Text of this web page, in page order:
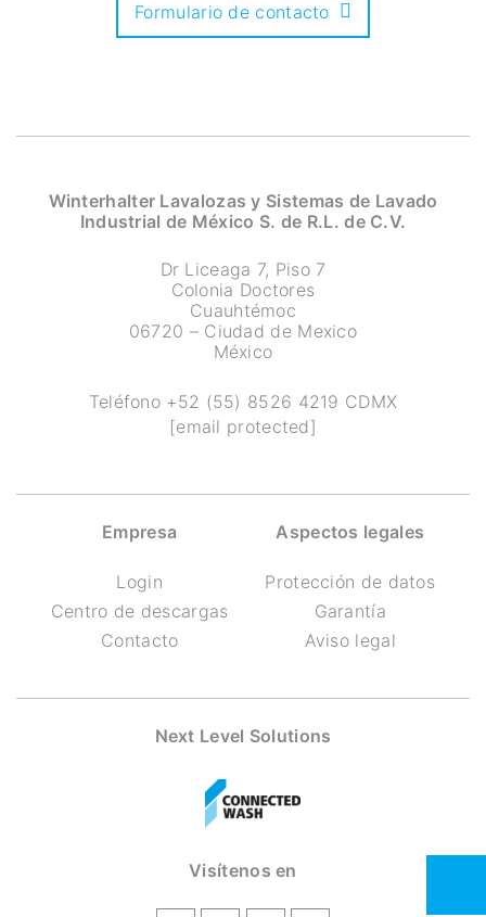
Formulario de contacto
Winterhalter Lavalozas y Sistemas de Lavado
Industrial de México S. de R.L. de C.V.
Dr Liceaga 7, Piso 7
Colonia Doctores
Cuauhtémoc
06720 – Ciudad de Mexico
México
Teléfono +52 (55) 8526 4219 CDMX
[email protected]
Empresa
Login
Centro de descargas
Contacto
Aspectos legales
Protección de datos
Garantía
Aviso legal
Next Level Solutions
Visítenos en